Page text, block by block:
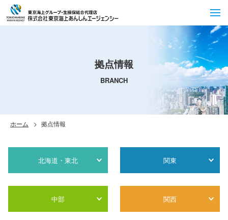
拠点情報
BRANCH
ホーム 拠点情報
北海道・東北 関東
中部 関西